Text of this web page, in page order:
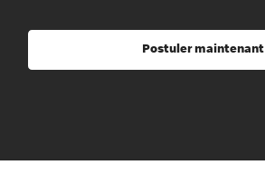
Postuler maintenant